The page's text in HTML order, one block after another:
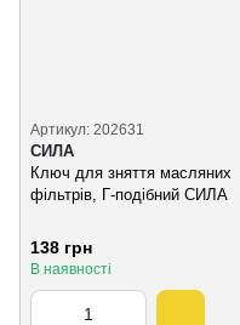
Артикул: 202631
СИЛА
Ключ для зняття масляних
фільтрів, Г-подібний СИЛА
138 грн
В наявності